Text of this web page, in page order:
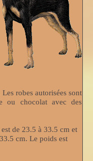
robes autorisées sont
ou chocolat avec des
de 23.5 à 33.5 cm et
cm. Le poids est